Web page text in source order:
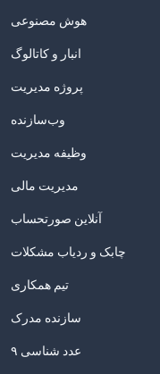
هوش مصنوعی
انبار و کاتالوگ
پروژه مدیریت
وب‌سازنده
وظیفه مدیریت
مدیریت مالی
آنلاین صورتحساب
چابک و ردیاب مشکلات
تیم همکاری
سازنده مدرک
۹ عدد شناسی